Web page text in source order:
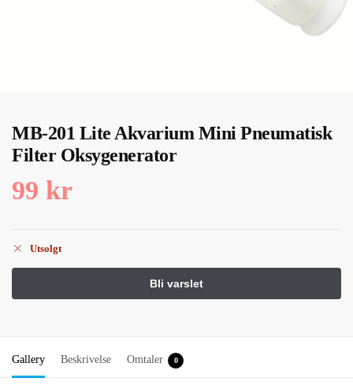
MB-201 Lite Akvarium Mini Pneumatisk
Filter Oksygenerator
99 kr
Utsolgt
Gallery Beskrivelse Omtaler 0